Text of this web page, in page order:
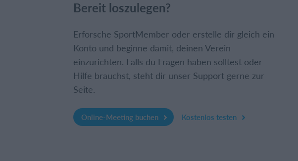
Bereit loszulegen?
Erforsche SportMember oder erstelle dir gleich ein
Konto und beginne damit, deinen Verein
einzurichten. Falls du Fragen haben solltest oder
Hilfe brauchst, steht dir unser Support gerne zur
Seite.
Online-Meeting buchen Kostenlos testen